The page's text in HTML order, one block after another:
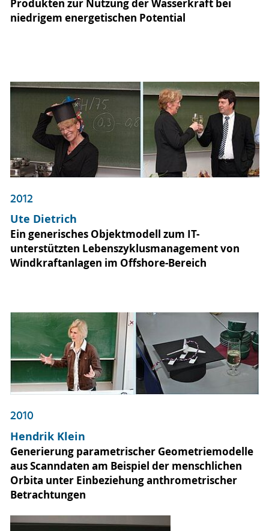
Produkten zur Nutzung der Wasserkraft bei
niedrigem energetischen Potential
2012
Ute Dietrich
Ein generisches Objektmodell zum IT-
unterstützten Lebenszyklusmanagement von
Windkraftanlagen im Offshore-Bereich
2010
Hendrik Klein
Generierung parametrischer Geometriemodelle
aus Scanndaten am Beispiel der menschlichen
Orbita unter Einbeziehung anthrometrischer
Betrachtungen